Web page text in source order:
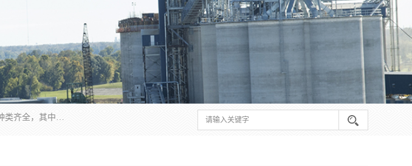
江苏国胜石化装备科技有限公司生产的产品广泛的应用于石油、石化等行业中，产品种类齐全，其中包括装卸鹤管、汽车鹤管、火车鹤管、装车鹤管、卸车鹤管、上装鹤管、下装鹤管、lng鹤管、发油鹤管、液氨鹤管、液化气鹤管等，我们生产的产品质量上乘，价格实惠，服务好，买鹤管就到国胜石化装备！